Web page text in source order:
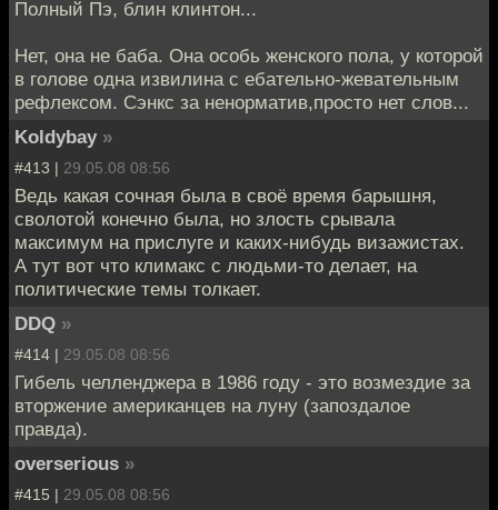
Полный Пэ, блин клинтон...
Нет, она не баба. Она особь женского пола, у которой
в голове одна извилина с ебательно-жевательным
рефлексом. Сэнкс за ненорматив,просто нет слов...
Koldybay »
#413 | 29.05.08 08:56
Ведь какая сочная была в своё время барышня,
сволотой конечно была, но злость срывала
максимум на прислуге и каких-нибудь визажистах.
А тут вот что климакс с людьми-то делает, на
политические темы толкает.
DDQ »
#414 | 29.05.08 08:56
Гибель челленджера в 1986 году - это возмездие за
вторжение американцев на луну (запоздалое
правда).
overserious »
#415 | 29.05.08 08:56